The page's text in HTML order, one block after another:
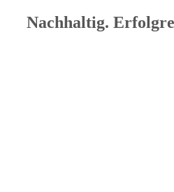
Nachhaltig.